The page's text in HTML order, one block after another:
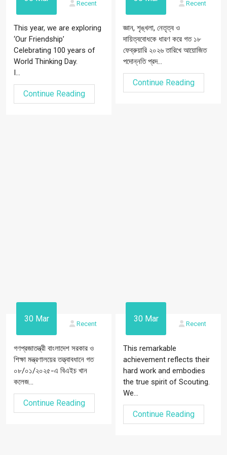
Recent
This year, we are exploring
‘Our Friendship’
Celebrating 100 years of
World Thinking Day.
I...
Continue Reading
Recent
জ্ঞান, শৃঙ্খলা, নেতৃত্ব ও
দায়িত্ববোধকে ধারণ করে গত ১৮
ফেব্রুয়ারি ২০২৬ তারিখে আয়োজিত
পদোন্নতি প্রদ...
Continue Reading
30 Mar
Recent
গণপ্রজাতন্ত্রী বাংলাদেশ সরকার ও
শিক্ষা মন্ত্রণালয়ের তত্ত্বাবধানে গত
০৮/০১/২০২৫-এ বিএইচ খান
কলেজ...
Continue Reading
30 Mar
Recent
This remarkable
achievement reflects their
hard work and embodies
the true spirit of Scouting.
We...
Continue Reading